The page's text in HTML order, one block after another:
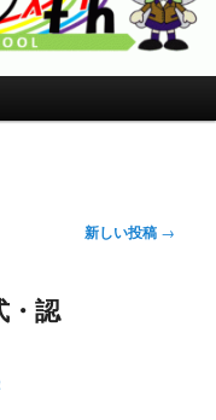
新しい投稿 →
・認